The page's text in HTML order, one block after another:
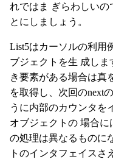
れではま ぎらわしいの
とにしましょう。
List5はカーソルの利用
ブジェクトを生 成しま
き要素がある場合は真
を取得し、次回のnext
うに内部のカウンタを
オブジェクトの 場合に
の処理は異なるものに
トのインタフェイスさ